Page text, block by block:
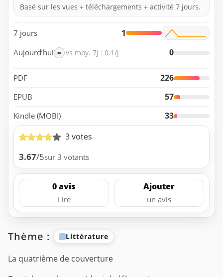
Basé sur les vues + téléchargements + activité 7 jours.
7 jours 1
Aujourd’hui = vs moy. 7j : 0.1/j 0
PDF 226
EPUB 57
Kindle (MOBI)
33
3 votes
3.67/5sur 3 votants
0 avis
Lire
Ajouter
un avis
Thème : Littérature
La quatrième de couverture